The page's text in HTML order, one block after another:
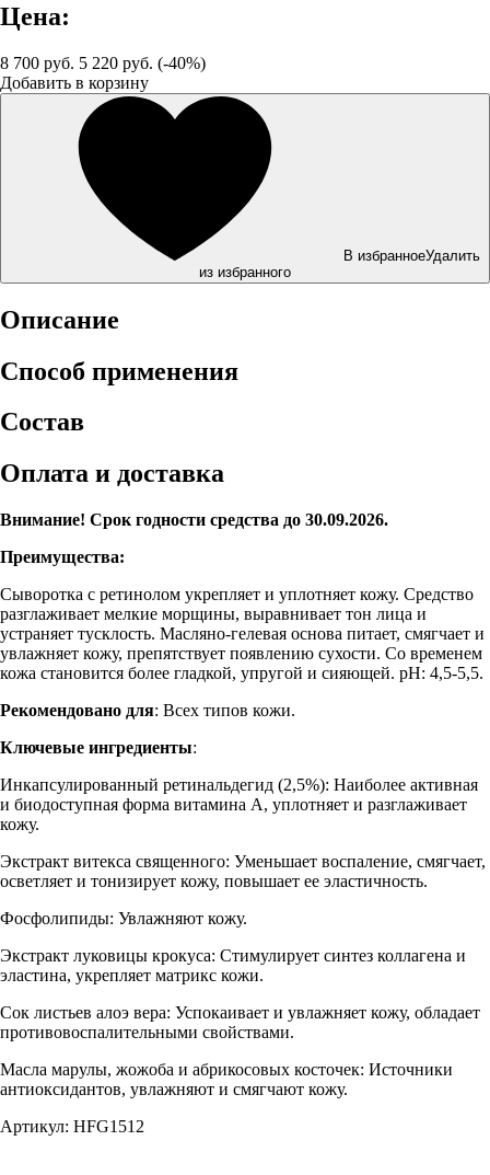
Цена:
8 700 руб. 5 220 руб. (-40%)
Добавить в корзину
В избранноеУдалить
из избранного
Описание
Способ применения
Состав
Оплата и доставка
Внимание! Срок годности средства до 30.09.2026.
Преимущества:
Сыворотка с ретинолом укрепляет и уплотняет кожу. Средство
разглаживает мелкие морщины, выравнивает тон лица и
устраняет тусклость. Масляно-гелевая основа питает, смягчает и
увлажняет кожу, препятствует появлению сухости. Со временем
кожа становится более гладкой, упругой и сияющей. pH: 4,5-5,5.
Рекомендовано для: Всех типов кожи.
Ключевые ингредиенты:
Инкапсулированный ретинальдегид (2,5%): Наиболее активная
и биодоступная форма витамина А, уплотняет и разглаживает
кожу.
Экстракт витекса священного: Уменьшает воспаление, смягчает,
осветляет и тонизирует кожу, повышает ее эластичность.
Фосфолипиды: Увлажняют кожу.
Экстракт луковицы крокуса: Стимулирует синтез коллагена и
эластина, укрепляет матрикс кожи.
Сок листьев алоэ вера: Успокаивает и увлажняет кожу, обладает
противовоспалительными свойствами.
Масла марулы, жожоба и абрикосовых косточек: Источники
антиоксидантов, увлажняют и смягчают кожу.
Артикул: HFG1512